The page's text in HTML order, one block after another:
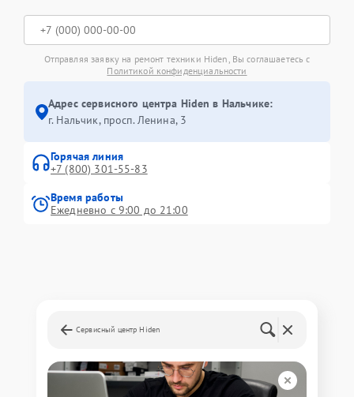
Отправляя заявку на ремонт техники Hiden, Вы соглашаетесь с
Политикой конфиденциальности
Адрес сервисного центра Hiden в Нальчике:
г. Нальчик, просп. Ленина, 3
Горячая линия
+7 (800) 301-55-83
Время работы
Ежедневно с 9:00 до 21:00
Сервисный центр Hiden